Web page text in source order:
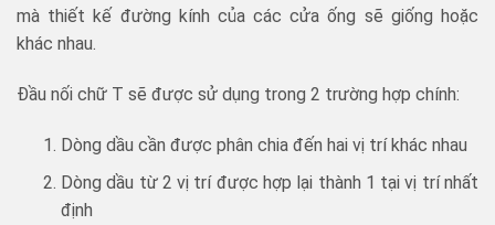
mà thiết kế đường kính của các cửa ống sẽ giống hoặc
khác nhau.
Đầu nối chữ T sẽ được sử dụng trong 2 trường hợp chính:
Dòng dầu cần được phân chia đến hai vị trí khác nhau
Dòng dầu từ 2 vị trí được hợp lại thành 1 tại vị trí nhất
định